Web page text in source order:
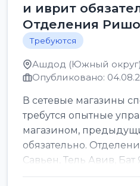
и иврит
Отделения
Требуются
Ашдод (Южный округ)
Опубликовано:
В сетевые магазины
требутся опытные
магазином,
обязательно.
Савьен, Тель Авив,
Ашкелон, Кфар Саба,